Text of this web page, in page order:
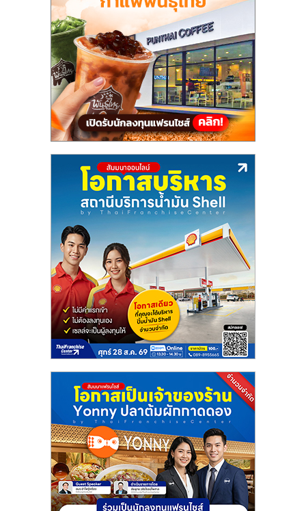
ไชส์,
รวม
แฟ
ไชส์
ขาย
แฟ
ไชส์
ไชส์